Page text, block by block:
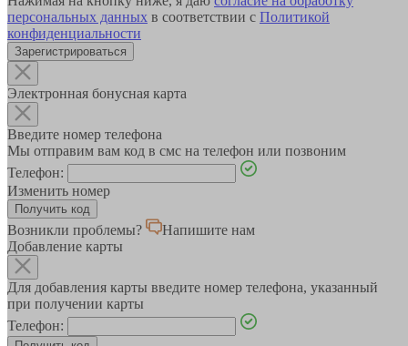
персональных данных в соответствии с Политикой
конфиденциальности
Зарегистрироваться
Электронная бонусная карта
Введите номер телефона
Мы отправим вам код в смс на телефон или позвоним
Телефон:
Изменить номер
Возникли проблемы?
Напишите нам
Добавление карты
Для добавления карты введите номер телефона, указанный
при получении карты
Телефон: